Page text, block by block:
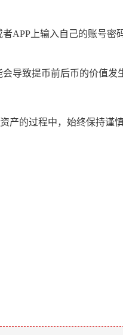
APP上输入自己的账号
导致提币前后币的价值
的过程中，始终保持谨